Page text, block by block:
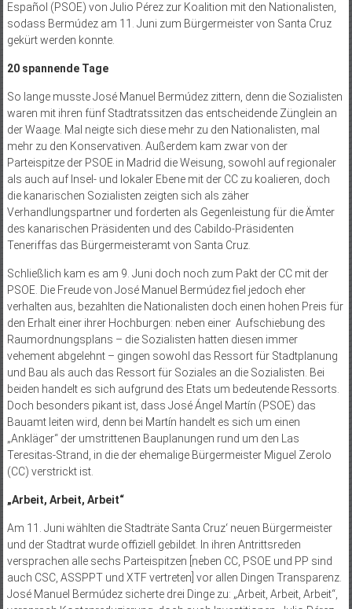
Español (PSOE) von Julio Pérez zur Koalition mit den Nationalisten,
sodass Bermúdez am 11. Juni zum Bürgermeister von Santa Cruz
gekürt werden konnte.
20 spannende Tage
So lange musste José Manuel Bermúdez zittern, denn die Sozialisten
waren mit ihren fünf Stadtratssitzen das entscheidende Zünglein an
der Waage. Mal neigte sich diese mehr zu den Nationalisten, mal
mehr zu den Konservativen. Außerdem kam zwar von der
Parteispitze der PSOE in Madrid die Weisung, sowohl auf regionaler
als auch auf Insel- und lokaler Ebene mit der CC zu koalieren, doch
die kanarischen Sozialisten zeigten sich als zäher
Verhandlungspartner und forderten als Gegenleistung für die Ämter
des kanarischen Präsidenten und des Cabildo-Präsidenten
Teneriffas das Bürgermeisteramt von Santa Cruz.
Schließlich kam es am 9. Juni doch noch zum Pakt der CC mit der
PSOE. Die Freude von José Manuel Bermúdez fiel jedoch eher
verhalten aus, bezahlten die Nationalisten doch einen hohen Preis für
den Erhalt einer ihrer Hochburgen: neben einer Aufschiebung des
Raumordnungsplans – die Sozialisten hatten diesen immer
vehement abgelehnt – gingen sowohl das Ressort für Stadtplanung
und Bau als auch das Ressort für Soziales an die Sozialisten. Bei
beiden handelt es sich aufgrund des Etats um bedeutende Ressorts.
Doch besonders pikant ist, dass José Ángel Martín (PSOE) das
Bauamt leiten wird, denn bei Martín handelt es sich um einen
„Ankläger“ der umstrittenen Bauplanungen rund um den Las
Teresitas-Strand, in die der ehemalige Bürgermeister Miguel Zerolo
(CC) verstrickt ist.
„Arbeit, Arbeit, Arbeit“
Am 11. Juni wählten die Stadträte Santa Cruz‘ neuen Bürgermeister
und der Stadtrat wurde offiziell gebildet. In ihren Antrittsreden
versprachen alle sechs Parteispitzen [neben CC, PSOE und PP sind
auch CSC, ASSPPT und XTF vertreten] vor allen Dingen Transparenz.
José Manuel Bermúdez sicherte drei Dinge zu: „Arbeit, Arbeit, Arbeit“,